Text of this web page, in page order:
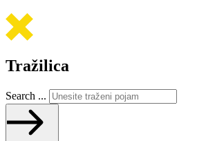
Tražilica
Search ...